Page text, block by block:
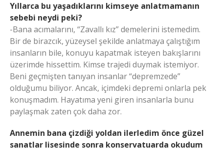
Yıllarca bu yaşadıklarını kimseye anlatmamanın
sebebi neydi peki?
-Bana acımalarını, “Zavallı kız” demelerini istemedim.
Bir de birazcık, yüzeysel şekilde anlatmaya çalıştığım
insanların bile, konuyu kapatmak isteyen bakışlarını
üzerimde hissettim. Kimse trajedi duymak istemiyor.
Beni geçmişten tanıyan insanlar “depremzede”
olduğumu biliyor. Ancak, içimdeki depremi onlarla pek
konuşmadım. Hayatıma yeni giren insanlarla bunu
paylaşmak zaten çok daha zor.
Annemin bana çizdiği yoldan ilerledim önce güzel
sanatlar lisesinde sonra konservatuarda okudum